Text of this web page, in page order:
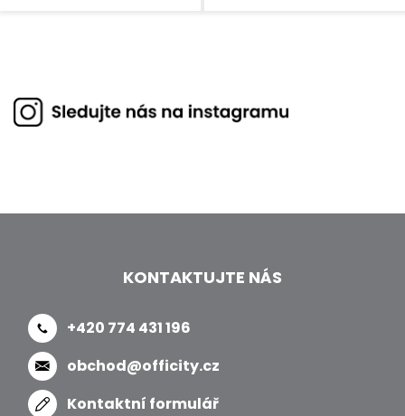
KONTAKTUJTE NÁS
+420 774 431 196
obchod@officity.cz
Kontaktní formulář